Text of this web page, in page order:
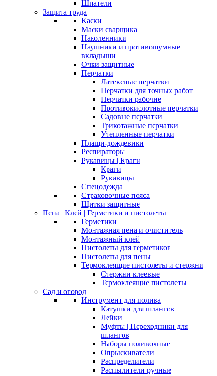
Шпатели
Защита труда
Каски
Маски сварщика
Наколенники
Наушники и противошумные
вкладыши
Очки защитные
Перчатки
Латексные перчатки
Перчатки для точных работ
Перчатки рабочие
Противокислотные перчатки
Садовые перчатки
Трикотажные перчатки
Утепленные перчатки
Плащи-дождевики
Респираторы
Рукавицы | Краги
Краги
Рукавицы
Спецодежда
Страховочные пояса
Щитки защитные
Пена | Клей | Герметики и пистолеты
Герметики
Монтажная пена и очиститель
Монтажный клей
Пистолеты для герметиков
Пистолеты для пены
Термоклеящие пистолеты и стержни
Стержни клеевые
Термоклеящие пистолеты
Сад и огород
Инструмент для полива
Катушки для шлангов
Лейки
Муфты | Переходники для
шлангов
Наборы поливочные
Опрыскиватели
Распределители
Распылители ручные